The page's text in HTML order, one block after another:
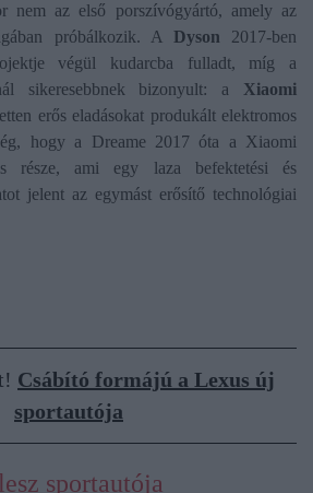
nem az első porszívógyártó, amely az
próbálkozik. A Dyson 2017-ben
végül kudarcba fulladt, míg a
sikeresebbnek bizonyult: a Xiaomi
erős eladásokat produkált elektromos
hogy a Dreame 2017 óta a Xiaomi
része, ami egy laza befektetési és
jelent az egymást erősítő technológiai
Csábító formájú a Lexus új
sportautója
sportautója